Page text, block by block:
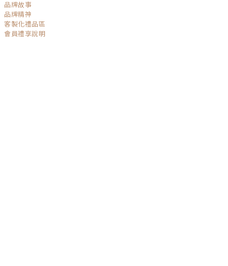
品牌故事
品牌精神
客製化禮品區
會員禮享說明